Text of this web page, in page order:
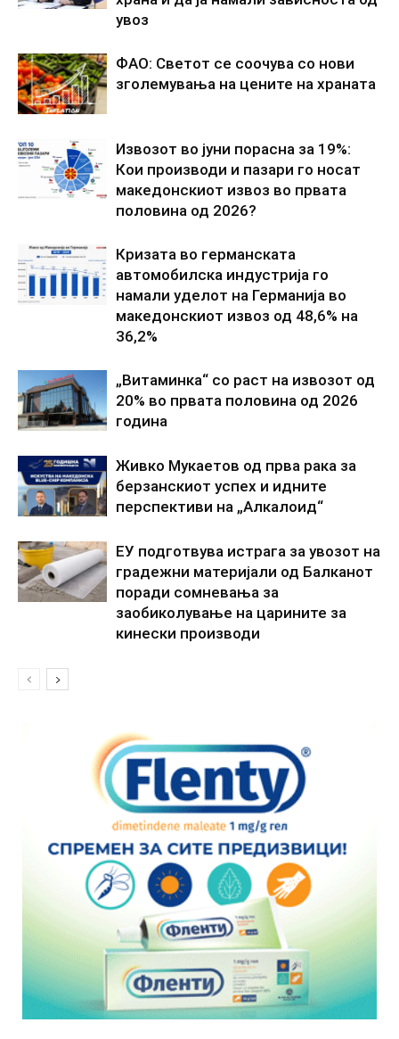
увоз
ФАО: Светот се соочува со нови
зголемувања на цените на храната
Извозот во јуни порасна за 19%:
Кои производи и пазари го носат
македонскиот извоз во првата
половина од 2026?
Кризата во германската
автомобилска индустрија го
намали уделот на Германија во
македонскиот извоз од 48,6% на
36,2%
„Витаминка“ со раст на извозот од
20% во првата половина од 2026
година
Живко Мукаетов од прва рака за
берзанскиот успех и идните
перспективи на „Алкалоид“
ЕУ подготвува истрага за увозот на
градежни материјали од Балканот
поради сомневања за
заобиколување на царините за
кинески производи